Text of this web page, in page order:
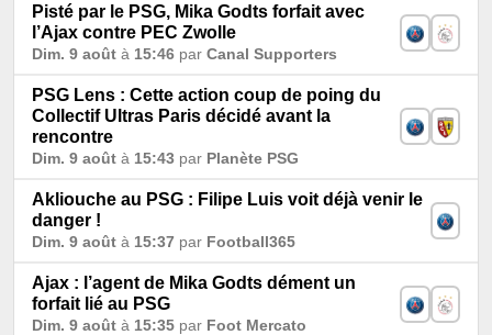
Pisté par le PSG, Mika Godts forfait avec
l’Ajax contre PEC Zwolle
Dim. 9 août à 15:46 par Canal Supporters
PSG Lens : Cette action coup de poing du
Collectif Ultras Paris décidé avant la
rencontre
Dim. 9 août à 15:43 par Planète PSG
Akliouche au PSG : Filipe Luis voit déjà venir le
danger !
Dim. 9 août à 15:37 par Football365
Ajax : l’agent de Mika Godts dément un
forfait lié au PSG
Dim. 9 août à 15:35 par Foot Mercato